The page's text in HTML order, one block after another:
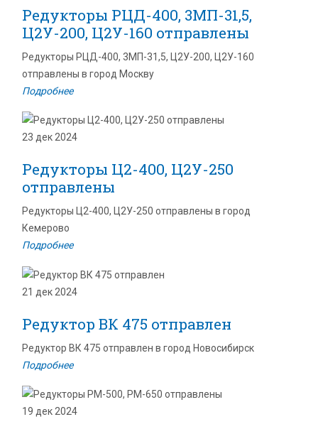
Редукторы РЦД-400, 3МП-31,5,
Ц2У-200, Ц2У-160 отправлены
Редукторы РЦД-400, 3МП-31,5, Ц2У-200, Ц2У-160
отправлены в город Москву
Подробнее
23 дек 2024
Редукторы Ц2-400, Ц2У-250
отправлены
Редукторы Ц2-400, Ц2У-250 отправлены в город
Кемерово
Подробнее
21 дек 2024
Редуктор ВК 475 отправлен
Редуктор ВК 475 отправлен в город Новосибирск
Подробнее
19 дек 2024